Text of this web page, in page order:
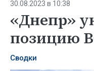
30.08.2023 в 10:38
«Днепр»
позицию
Сводки